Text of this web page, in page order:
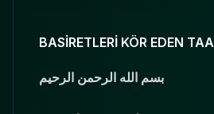
BASİRETLERİ KÖR EDEN
بسم الله الرحمن الرحيم